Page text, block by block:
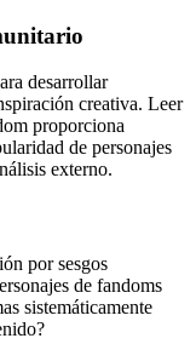
desarrollar
creativa. Leer
proporciona
de personajes
externo.
por sesgos
de fandoms
sistemáticamente